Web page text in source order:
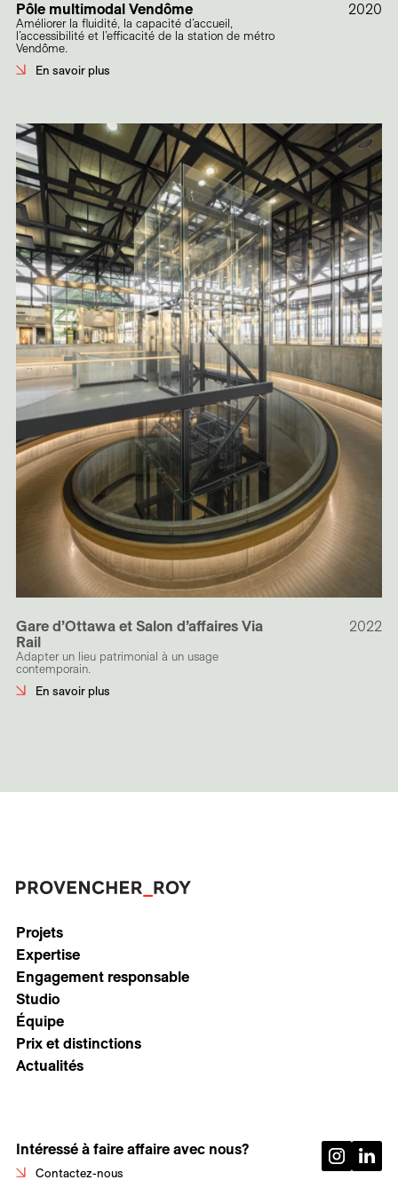
Pôle multimodal Vendôme
Améliorer la fluidité, la capacité d’accueil,
l’accessibilité et l’efficacité de la station de métro
Vendôme.
En savoir plus
2020
Gare d’Ottawa et Salon d’affaires Via
Rail
Adapter un lieu patrimonial à un usage
contemporain.
En savoir plus
2022
Projets
Expertise
Engagement responsable
Studio
Équipe
Prix et distinctions
Actualités
Intéressé à faire affaire avec nous?
Contactez-nous